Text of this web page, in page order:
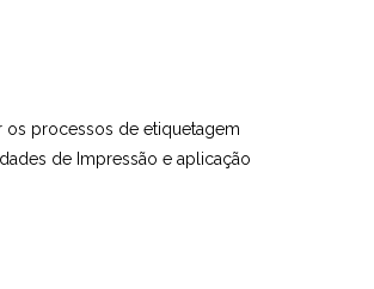
os processos de etiquetagem
de Impressão e aplicação